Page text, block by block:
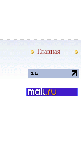
Главная